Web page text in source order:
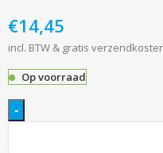
€
incl. BTW & gratis
Op voorraad